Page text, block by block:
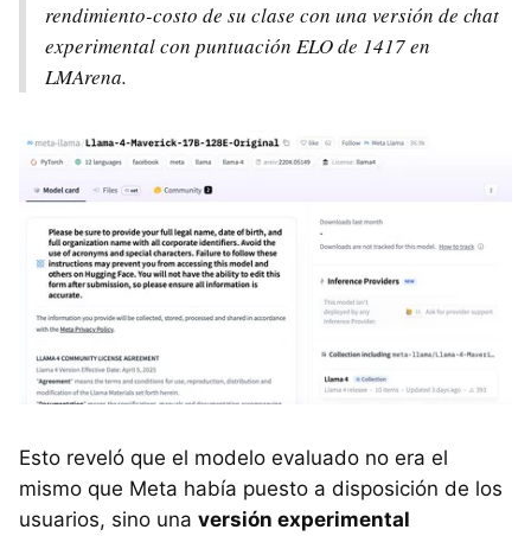
rendimiento-costo de su clase con una versión de chat
experimental con puntuación ELO de 1417 en
LMArena.
Esto reveló que el modelo evaluado no era el
mismo que Meta había puesto a disposición de los
usuarios, sino una versión experimental